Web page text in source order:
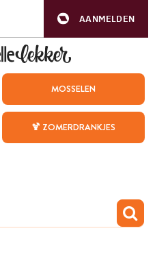
AANMELDEN
MOSSELEN
🍹 ZOMERDRANKJES